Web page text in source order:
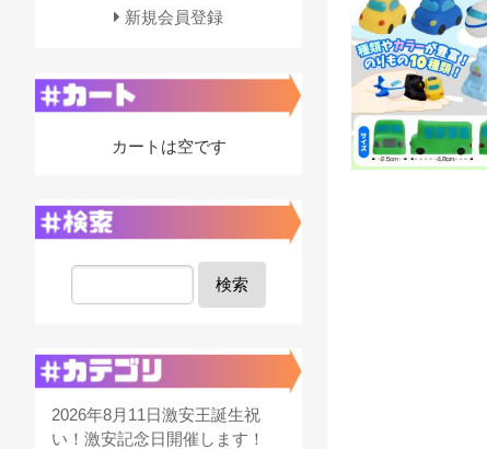
新規会員登録
カートは空です
検索
2026年8月11日激安王誕生祝
い！激安記念日開催します！